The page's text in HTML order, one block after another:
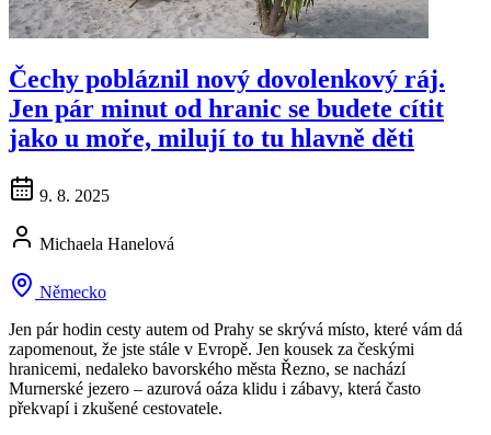
Čechy pobláznil nový dovolenkový ráj.
Jen pár minut od hranic se budete cítit
jako u moře, milují to tu hlavně děti
9. 8. 2025
Michaela Hanelová
Německo
Jen pár hodin cesty autem od Prahy se skrývá místo, které vám dá
zapomenout, že jste stále v Evropě. Jen kousek za českými
hranicemi, nedaleko bavorského města Řezno, se nachází
Murnerské jezero – azurová oáza klidu i zábavy, která často
překvapí i zkušené cestovatele.